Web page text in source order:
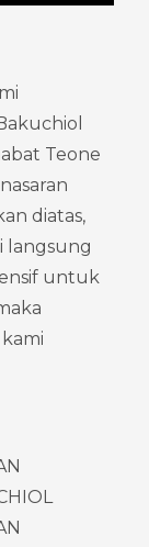
Teone
diatas,
langsung
untuk